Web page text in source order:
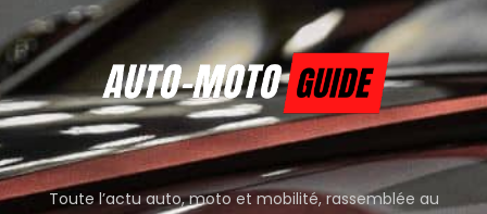
Toute l’actu auto, moto et mobilité, rassemblée au